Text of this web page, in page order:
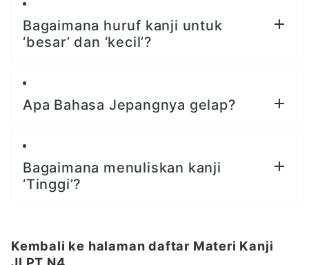
Bagaimana huruf kanji untuk
‘besar’ dan ‘kecil’?
Apa Bahasa Jepangnya gelap?
Bagaimana menuliskan kanji
‘Tinggi’?
Kembali ke halaman daftar Materi Kanji